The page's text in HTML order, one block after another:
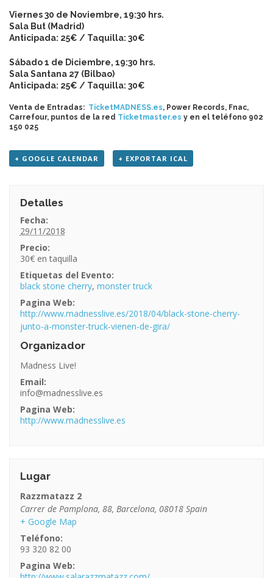
Viernes 30 de Noviembre, 19:30 hrs.
Sala But (Madrid)
Anticipada: 25€ / Taquilla: 30€
Sábado 1 de Diciembre, 19:30 hrs.
Sala Santana 27 (Bilbao)
Anticipada: 25€ / Taquilla: 30€
Venta de Entradas: TicketMADNESS.es, Power Records, Fnac,
Carrefour, puntos de la red Ticketmaster.es y en el teléfono 902
150 025
+ GOOGLE CALENDAR + EXPORTAR ICAL
Detalles
Fecha:
29/11/2018
Precio:
30€
Etiquetas del Evento:
black stone cherry, monster truck
Pagina Web:
http://www.madnesslive.es/2018/04/black-stone-cherry-
junto-a-monster-truck-vienen-de-gira/
Organizador
Madness Live!
Email:
info@madnesslive.es
Pagina Web:
http://www.madnesslive.es
Lugar
Razzmatazz 2
Carrer de Pamplona, 88, Barcelona, 08018 Spain
+ Google Map
Teléfono:
93 320 82 00
Pagina Web: